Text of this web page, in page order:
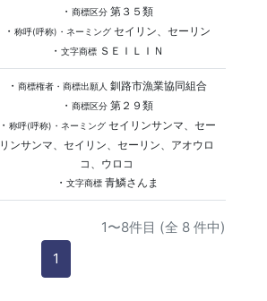
・ 商標区分第３５類
・ 称呼(呼称)・ネーミングセイリン、セーリン
・ 文字商標ＳＥＩＬＩＮ
・ 商標権者・商標出願人 釧路市漁業協同組合
・ 商標区分第２９類
・ 称呼(呼称)・ネーミングセイリンサンマ、セー
リンサンマ、セイリン、セーリン、アオウロ
コ、ウロコ
・ 文字商標青鱗さんま
1〜8件目 (全 8 件中)
1